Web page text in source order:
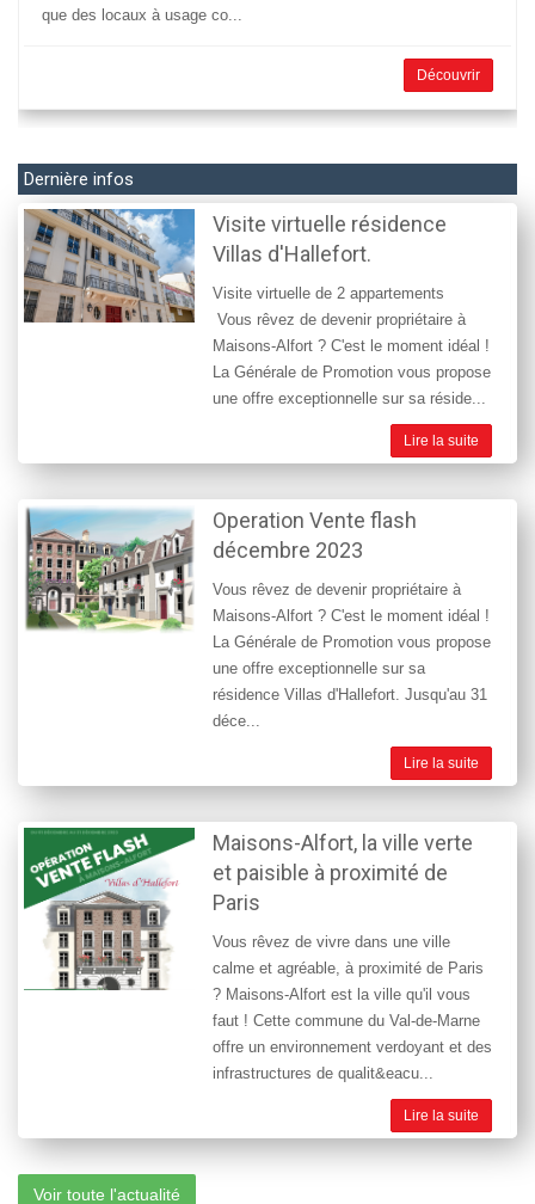
que des locaux à usage co...
Découvrir
Dernière infos
Visite virtuelle résidence
Villas d'Hallefort.
Visite virtuelle de 2 appartements
Vous rêvez de devenir propriétaire à
Maisons-Alfort ? C'est le moment idéal !
La Générale de Promotion vous propose
une offre exceptionnelle sur sa réside...
Lire la suite
Operation Vente flash
décembre 2023
Vous rêvez de devenir propriétaire à
Maisons-Alfort ? C'est le moment idéal !
La Générale de Promotion vous propose
une offre exceptionnelle sur sa
résidence Villas d'Hallefort. Jusqu'au 31
déce...
Lire la suite
Maisons-Alfort, la ville verte
et paisible à proximité de
Paris
Vous rêvez de vivre dans une ville
calme et agréable, à proximité de Paris
? Maisons-Alfort est la ville qu'il vous
faut ! Cette commune du Val-de-Marne
offre un environnement verdoyant et des
infrastructures de qualit&eacu...
Lire la suite
Voir toute l'actualité